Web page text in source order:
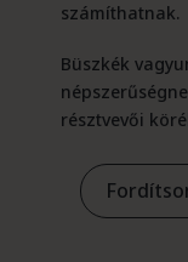
számíthatnak.
Büszkék
résztvevői